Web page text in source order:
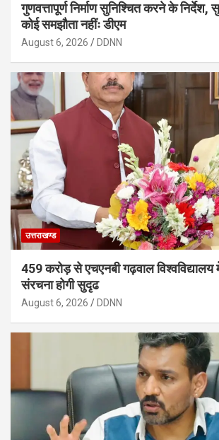
गुणवत्तापूर्ण निर्माण सुनिश्चित करने के निर्देश,
कोई समझौता नहींः डीएम
August 6, 2026 DDNN
उत्तराखण्ड
459 करोड़ से एचएनबी गढ़वाल
संरचना होगी सुदृढ
August 6, 2026 DDNN